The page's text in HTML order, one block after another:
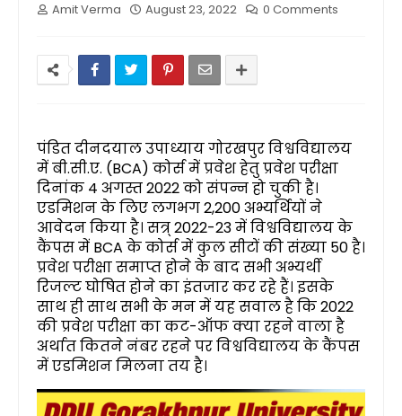
Amit Verma August 23, 2022 0 Comments
पंडित दीनदयाल उपाध्याय गोरखपुर विश्वविद्यालय
में बी.सी.ए. (BCA) कोर्स में प्रवेश हेतु प्रवेश परीक्षा
दिनांक 4 अगस्त 2022 को संपन्न हो चुकी है।
एडमिशन के लिए लगभग 2,200 अभ्यर्थियों ने
आवेदन किया है। सत्र् 2022-23 में विश्वविद्यालय के
कैंपस में BCA के कोर्स में कुल सीटों की संख्या 50 है।
प्रवेश परीक्षा समाप्त होने के बाद सभी अभ्यर्थी
रिजल्ट घोषित होने का इंतजार कर रहे हैं। इसके
साथ ही साथ सभी के मन में यह सवाल है कि 2022
की प्रवेश परीक्षा का कट-ऑफ क्या रहने वाला है
अर्थात कितने नंबर रहने पर विश्वविद्यालय के कैंपस
में एडमिशन मिलना तय है।